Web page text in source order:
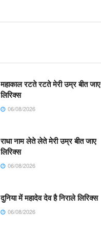
महाकाल रटते रटते मेरी उम्र बीत जाए
लिरिक्स
06/08/2026
राधा नाम लेते लेते मेरी उम्र बीत जाए
लिरिक्स
06/08/2026
दुनिया में महादेव देव है निराले लिरिक्स
06/08/2026